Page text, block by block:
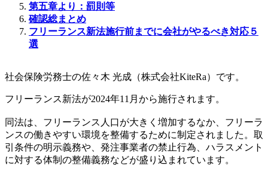
第五章より：罰則等
確認総まとめ
フリーランス新法施行前までに会社がやるべき対応５
選
社会保険労務士の佐々木 光成（株式会社KiteRa）です。
フリーランス新法が2024年11月から施行されます。
同法は、フリーランス人口が大きく増加するなか、フリーラ
ンスの働きやすい環境を整備するために制定されました。取
引条件の明示義務や、発注事業者の禁止行為、ハラスメント
に対する体制の整備義務などが盛り込まれています。